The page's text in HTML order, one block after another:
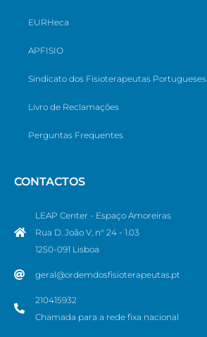
EURHeca
APFISIO
Sindicato dos Fisioterapeutas Portugueses
Livro de Reclamações
Perguntas Frequentes
CONTACTOS
LEAP Center - Espaço Amoreiras
Rua D. João V, n° 24 - 1.03
1250-091 Lisboa
geral@ordemdosfisioterapeutas.pt
210415932
Chamada para a rede fixa nacional